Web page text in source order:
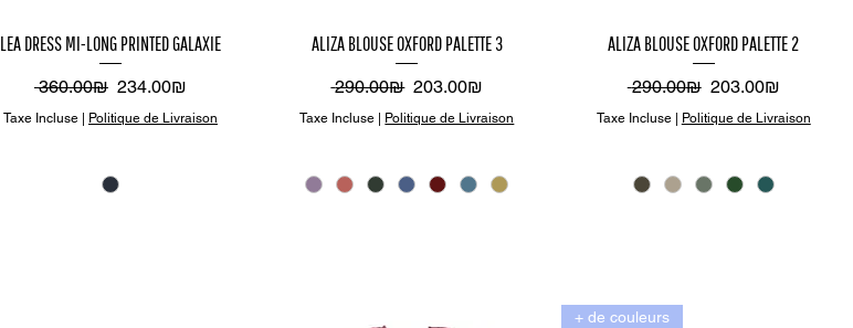
Aperçu
rapide
LEA DRESS MI-LONG PRINTED GALAXIE
Prix original
‏360.00 ‏₪ Prix promotionnel
‏234.00 ‏₪
Taxe Incluse| Politique de Livraison
Aperçu
rapide
ALIZA BLOUSE OXFORD PALETTE 3
Prix original
‏290.00 ‏₪ Prix promotionnel
‏203.00 ‏₪
Taxe Incluse | Politique de Livraison
Aperçu
rapide
ALIZA BLOUSE OXFORD PALETTE 2
Prix original
‏290.00 ‏₪ Prix promotionnel
‏203.00 ‏₪
Taxe Incluse| Politique de Livraison
+ de couleurs